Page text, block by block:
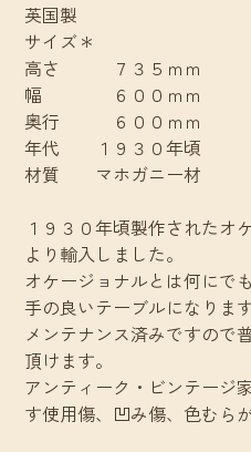
英国製
サイズ＊
高さ ７３５ｍｍ
幅 ６００ｍｍ
奥行 ６００ｍｍ
年代 １９３０年頃
材質 マホガニー材
１９３０年頃製作されたオ
より輸入しました。
オケージョナルとは何にで
手の良いテーブルになります
メンテナンス済みですので
頂けます。
アンティーク・ビンテージ
す使用傷、凹み傷、色むら